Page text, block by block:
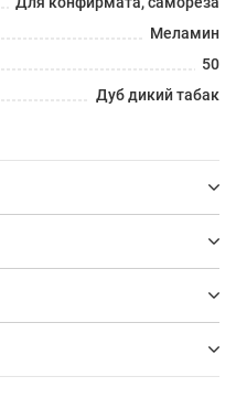
Меламин
50
Дуб дикий табак